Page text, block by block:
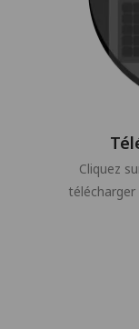
Cliquez